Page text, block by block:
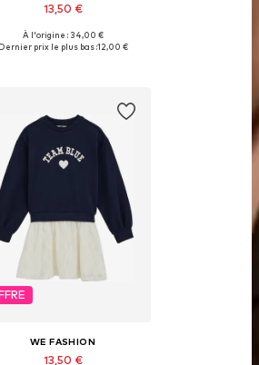
13,50 €
en plusieurs tailles
À l'origine : 34,00 €
Dernier prix le plus bas :12,00 €
WE FASHION
13,50 €